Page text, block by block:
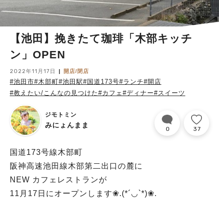
【池田】挽きたて珈琲「木部キッチ
ン」OPEN
2022年11月17日 開店/閉店
#池田市#木部町#池田駅#国道173号#ランチ#開店
#教えたい/こんなの見つけた#カフェ #ディナー#スイーツ
ジモトミン
みにょんまま 0 37
国道173号線木部町
阪神高速池田線木部第二出口の麓に
NEW カフェレストランが
11月17日にオープンします❀︎.(*´◡︎`*)❀︎.